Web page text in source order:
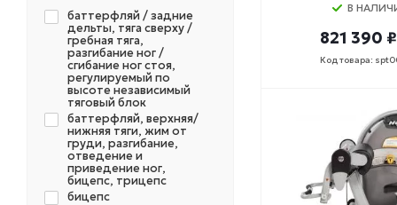
В
821 390 ₽
Код товара:
G1 (Бюджет)
GO
MAGNUM
MIGHT
ML8
N
NEO
OPTIMA
Optima Restyling
баттерфляй / задние
дельты, тяга сверху /
гребная тяга,
разгибание ног /
сгибание ног стоя,
регулируемый по
высоте независимый
тяговый блок
баттерфляй, верхняя/
нижняя тяги, жим от
груди, разгибание,
отведение и
приведение ног,
бицепс, трицепс
бицепс